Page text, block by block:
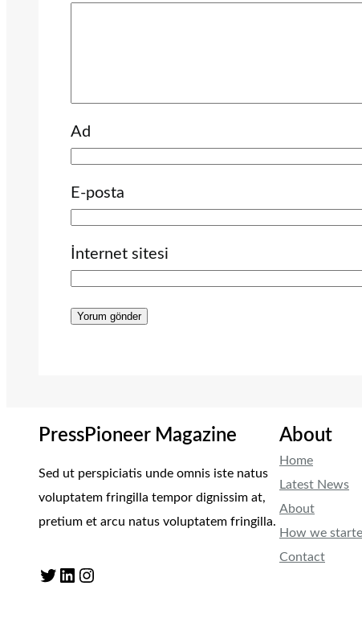
Ad
E-posta
İnternet sitesi
PressPioneer Magazine
Sed ut perspiciatis unde omnis iste natus
voluptatem fringilla tempor dignissim at,
pretium et arcu natus voluptatem fringilla.
Twitter LinkedIn Instagram
About
Home
Latest News
About
How we
Contact